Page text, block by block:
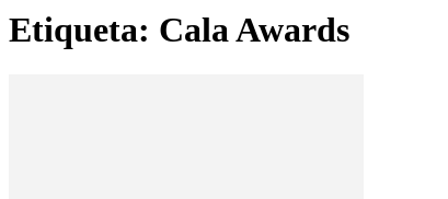
Etiqueta: Cala Awards